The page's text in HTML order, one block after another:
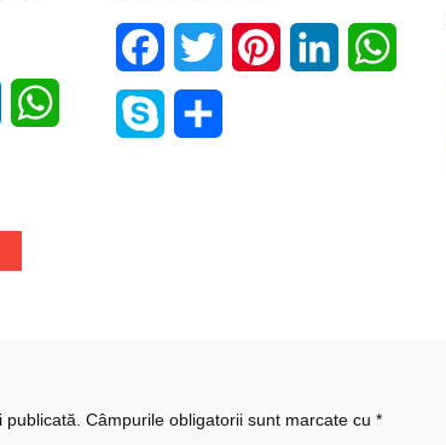
LinkedIn WhatsApp
FacebookTwitter PinterestLinkedIn
Skype
Câmpurile obligatorii sunt marcate cu *